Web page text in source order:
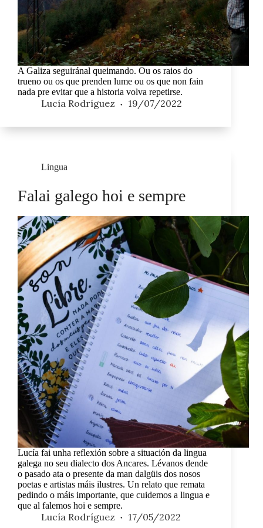
A Galiza seguiránal queimando. Ou os raios do
trueno ou os que prenden lume ou os que non fain
nada pre evitar que a historia volva repetirse.
Lucía Rodríguez 19/07/2022
Lingua
Falai galego hoi e sempre
Lucía fai unha reflexión sobre a situación da lingua
galega no seu dialecto dos Ancares. Lévanos dende
o pasado ata o presente da man dalgüis dos nosos
poetas e artistas máis ilustres. Un relato que remata
pedindo o máis importante, que cuidemos a lingua e
que al falemos hoi e sempre.
Lucía Rodríguez 17/05/2022